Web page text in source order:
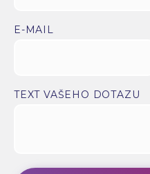
E-MAIL
TEXT VAŠEHO DOTAZU